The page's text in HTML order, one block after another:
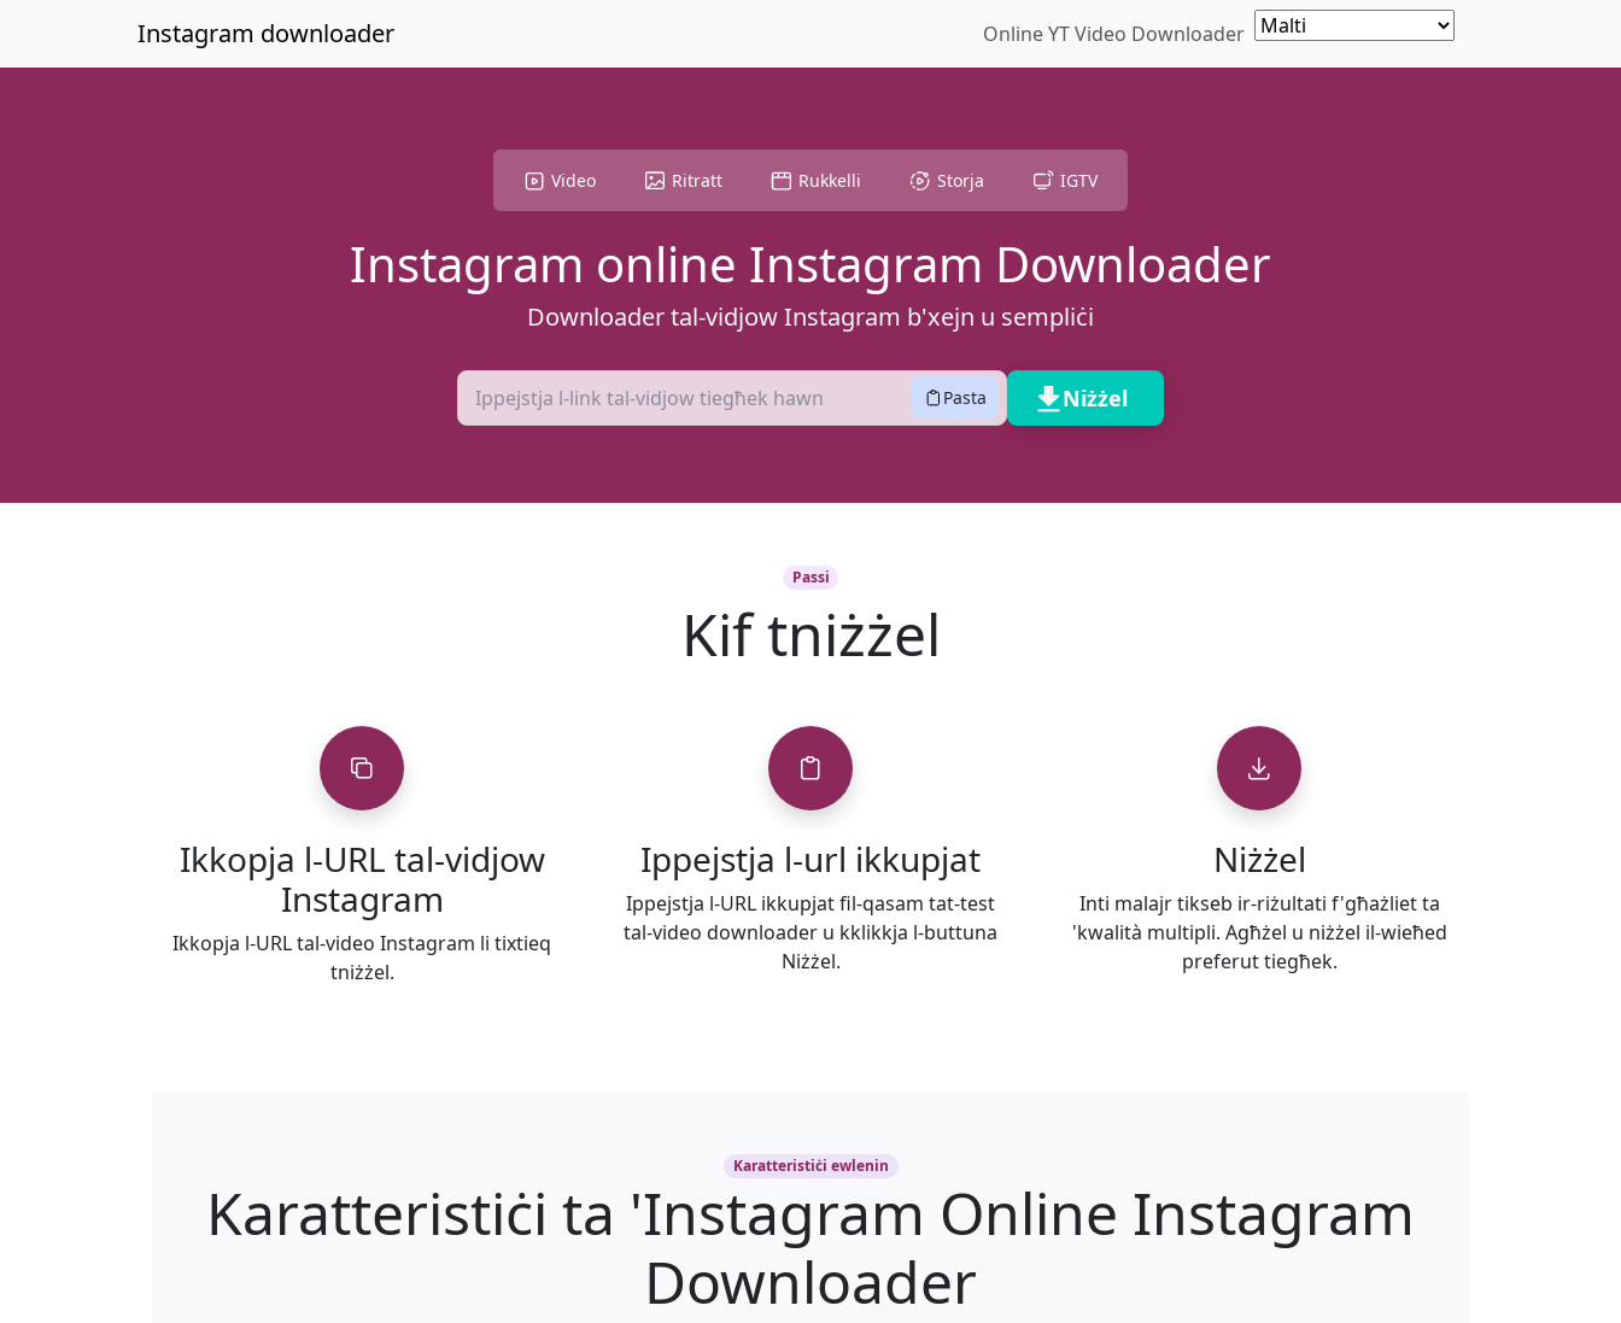
Instagram downloader Online YT Video Downloader
Video Ritratt Rukkelli Storja IGTV
Instagram online Instagram Downloader
Downloader tal-vidjow Instagram b'xejn u sempliċi
Pasta Niżżel
Passi
Kif tniżżel
Ikkopja l-URL tal-vidjow
Instagram
Ikkopja l-URL tal-video Instagram li tixtieq
tniżżel.
Ippejstja l-url ikkupjat
Ippejstja l-URL ikkupjat fil-qasam tat-test
tal-video downloader u kklikkja l-buttuna
Niżżel.
Niżżel
Inti malajr tikseb ir-riżultati f'għażliet ta
'kwalità multipli. Agħżel u niżżel il-wieħed
preferut tiegħek.
Karatteristiċi ewlenin
Karatteristiċi ta 'Instagram Online Instagram
Downloader